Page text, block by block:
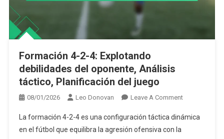
Formación 4-2-4: Explotando
debilidades del oponente, Análisis
táctico, Planificación del juego
08/01/2026 Leo Donovan Leave A CommentOn
4-
La formación 4-2-4 es una configuración táctica dinámica
en el fútbol que equilibra la agresión ofensiva con la